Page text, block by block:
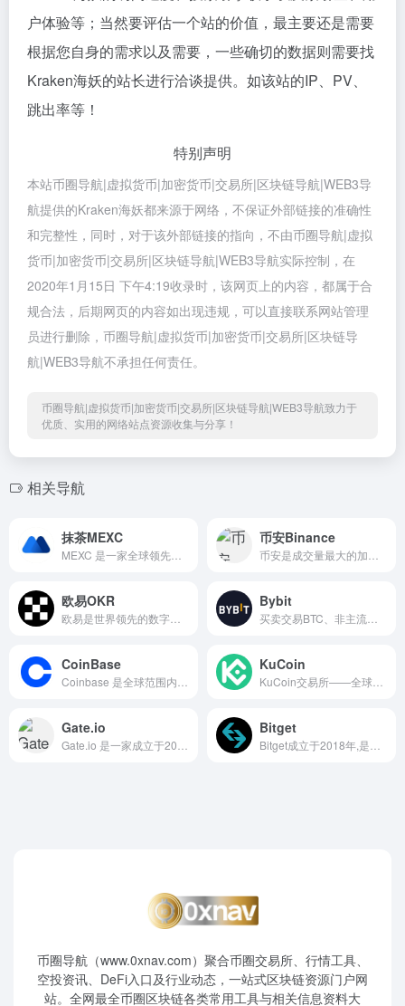
户体验等；当然要评估一个站的价值，最主要还是需要
根据您自身的需求以及需要，一些确切的数据则需要找
Kraken海妖的站长进行洽谈提供。如该站的IP、PV、
跳出率等！
特别声明
本站币圈导航|虚拟货币|加密货币|交易所|区块链导航|WEB3导
航提供的Kraken海妖都来源于网络，不保证外部链接的准确性
和完整性，同时，对于该外部链接的指向，不由币圈导航|虚拟
货币|加密货币|交易所|区块链导航|WEB3导航实际控制，在
2020年1月15日 下午4:19收录时，该网页上的内容，都属于合
规合法，后期网页的内容如出现违规，可以直接联系网站管理
员进行删除，币圈导航|虚拟货币|加密货币|交易所|区块链导
航|WEB3导航不承担任何责任。
币圈导航|虚拟货币|加密货币|交易所|区块链导航|WEB3导航致力于
优质、实用的网络站点资源收集与分享！
相关导航
抹茶MEXC 币安Binance
欧易OKR Bybit
CoinBase KuCoin
Gate.io Bitget
币圈导航（www.0xnav.com）聚合币圈交易所、行情工具、
空投资讯、DeFi入口及行业动态，一站式区块链资源门户网
站。全网最全币圈区块链各类常用工具与相关信息资料大